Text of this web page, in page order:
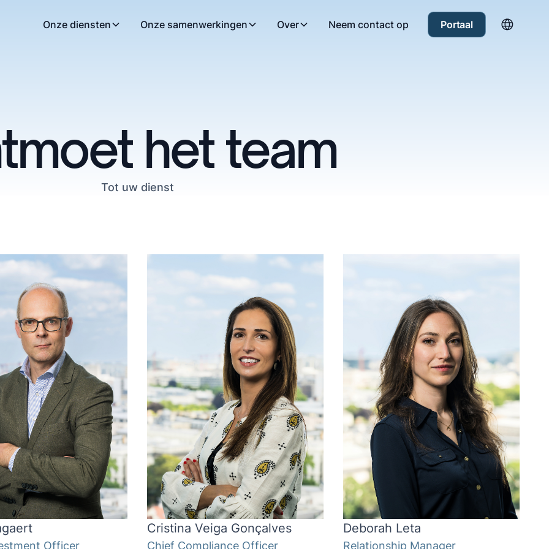
Onze diensten Onze samenwerkingen Over Neem contact op Portaal
het team
Tot uw dienst
Officer
Cristina Veiga Gonçalves
Chief Compliance Officer
Deborah Leta
Relationship Manager